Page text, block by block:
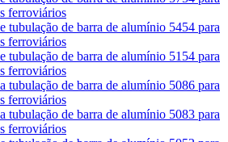
ferroviários
tubulação de barra de alumínio 5454 para
ferroviários
tubulação de barra de alumínio 5154 para
ferroviários
tubulação de barra de alumínio 5086 para
ferroviários
tubulação de barra de alumínio 5083 para
ferroviários